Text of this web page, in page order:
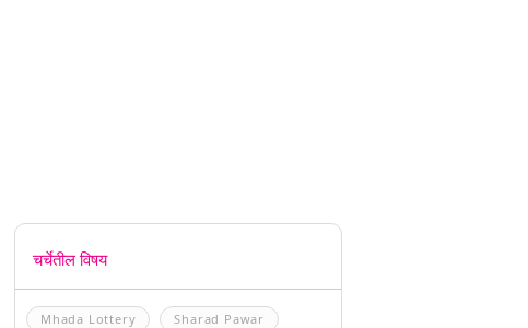
चर्चेतील विषय
Mhada Lottery Sharad Pawar